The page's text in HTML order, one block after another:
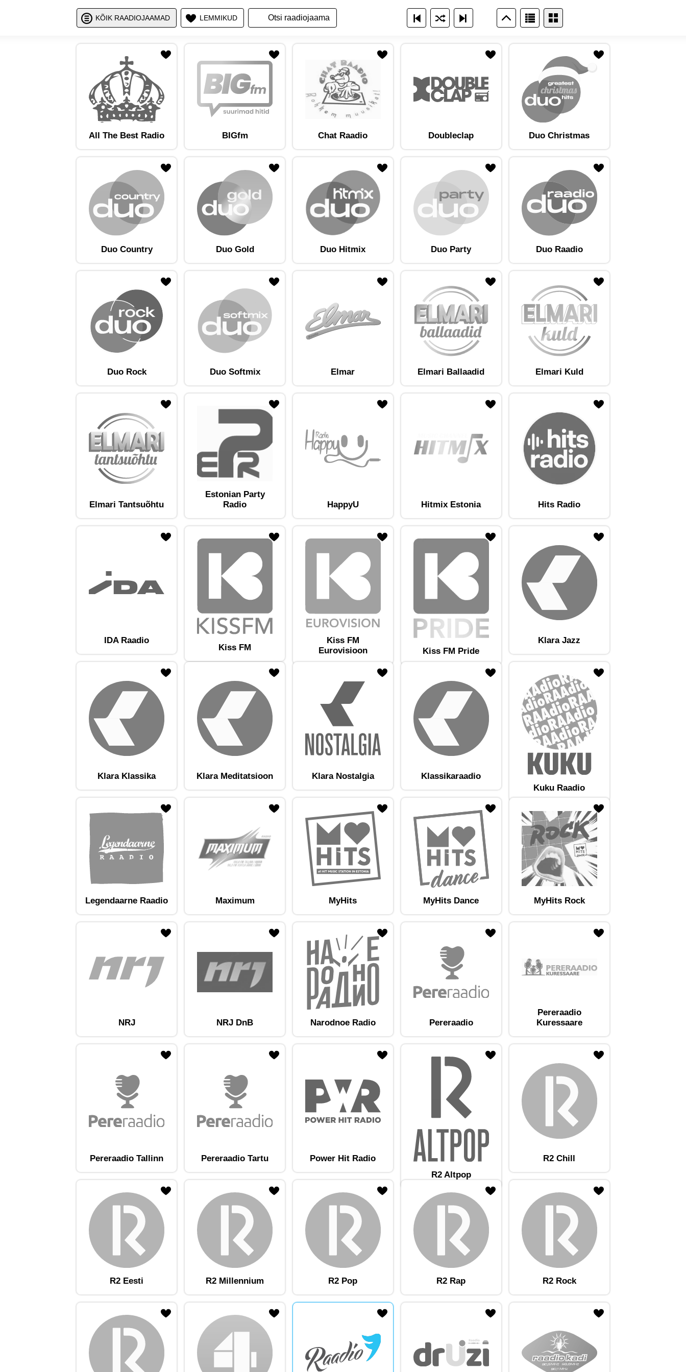
KÕIK RAADIOJAAMAD LEMMIKUD
Näita / peida raadiojaamade nimekirja
Näita raadiojaamu nimekirjana
Näita raadiojaamu ruudustikuna
All The Best Radio BIGfm Chat Raadio
Lisa raadiojaam lemmikute hulka
Doubleclap
Lisa raadiojaam lemmikute hulka
Duo Christmas
Lisa raadiojaam lemmikute hulka
Duo Country Duo Gold Duo Hitmix
Lisa raadiojaam lemmikute hulka
Duo Party
Lisa raadiojaam lemmikute hulka
Duo Raadio
Lisa raadiojaam lemmikute hulka
Duo Rock Duo Softmix Elmar
Lisa raadiojaam lemmikute hulka
Elmari Ballaadid
Lisa raadiojaam lemmikute hulka
Elmari Kuld
Lisa raadiojaam lemmikute hulka
Elmari Tantsuõhtu
Estonian Party
Radio
HappyU
Lisa raadiojaam lemmikute hulka
Hitmix Estonia
Lisa raadiojaam lemmikute hulka
Hits Radio
Lisa raadiojaam lemmikute hulka
IDA Raadio
Kiss FM
Kiss FM
Eurovisioon
Lisa raadiojaam lemmikute hulka
Kiss FM Pride
Lisa raadiojaam lemmikute hulka
Klara Jazz
Lisa raadiojaam lemmikute hulka
Klara Klassika Klara Meditatsioon Klara Nostalgia
Lisa raadiojaam lemmikute hulka
Klassikaraadio
Lisa raadiojaam lemmikute hulka
Kuku Raadio
Lisa raadiojaam lemmikute hulka
Legendaarne Raadio Maximum MyHits
Lisa raadiojaam lemmikute hulka
MyHits Dance
Lisa raadiojaam lemmikute hulka
MyHits Rock
Lisa raadiojaam lemmikute hulka
NRJ NRJ DnB Narodnoe Radio
Lisa raadiojaam lemmikute hulka
Pereraadio
Lisa raadiojaam lemmikute hulka
Pereraadio
Kuressaare
Lisa raadiojaam lemmikute hulka
Pereraadio Tallinn Pereraadio Tartu Power Hit Radio
Lisa raadiojaam lemmikute hulka
R2 Altpop
Lisa raadiojaam lemmikute hulka
R2 Chill
Lisa raadiojaam lemmikute hulka
R2 Eesti R2 Millennium R2 Pop
Lisa raadiojaam lemmikute hulka
R2 Rap
Lisa raadiojaam lemmikute hulka
R2 Rock
Lisa raadiojaam lemmikute hulka
Lisa raadiojaam lemmikute hulkaLisa raadiojaam lemmikute hulkaLisa raadiojaam lemmikute hulka